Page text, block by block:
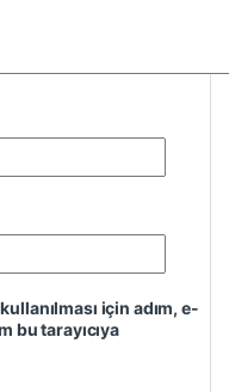
için adım, e-
bu tarayıcıya